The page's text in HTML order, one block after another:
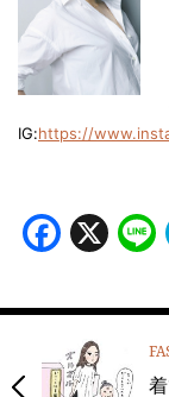
IG:https://
X